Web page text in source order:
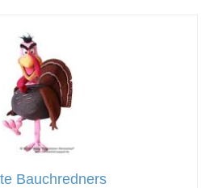
Bauchredners